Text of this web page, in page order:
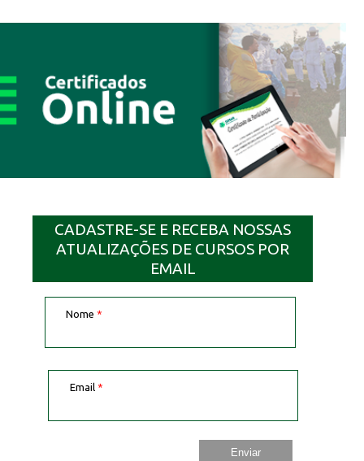
CADASTRE-SE E RECEBA NOSSAS
ATUALIZAÇÕES DE CURSOS POR
EMAIL
Nome *
Email *